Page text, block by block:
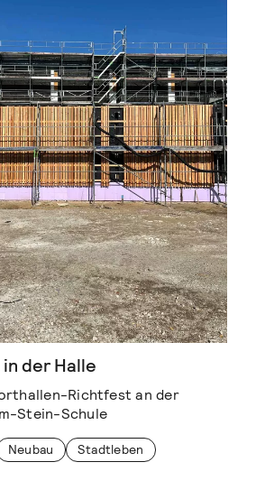
der Halle
Richtfest an der
Stein-Schule
Neubau Stadtleben